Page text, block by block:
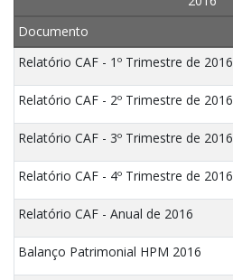
Documento
Relatório CAF - 1º Trimestre de 2016
Relatório CAF - 2º Trimestre de 2016
Relatório CAF - 3º Trimestre de 2016
Relatório CAF - 4º Trimestre de 2016
Relatório CAF - Anual de 2016
Balanço Patrimonial HPM 2016